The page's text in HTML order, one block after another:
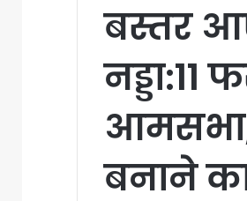
बस्तर
आमसभा,
बनाने